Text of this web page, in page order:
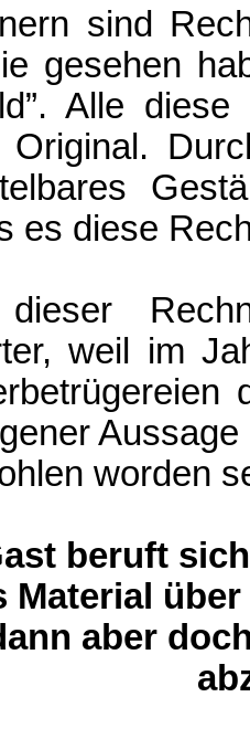
sind
gesehen
Alle
Original.
es diese
weil im
worden
beruft
Material
aber